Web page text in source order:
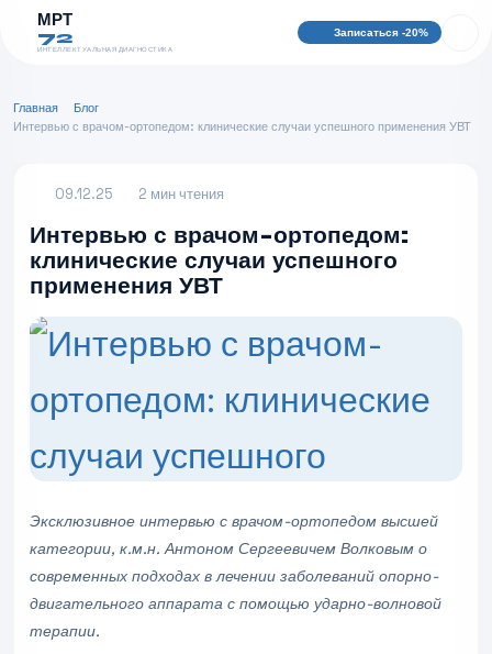
МРТ
72
ИНТЕЛЛЕКТУАЛЬНАЯ ДИАГНОСТИКА
Записаться -20%
Главная
Блог
Интервью с врачом-ортопедом: клинические случаи успешного применения УВТ
09.12.25 2 мин чтения
Интервью с врачом-ортопедом:
клинические случаи успешного
применения УВТ
Эксклюзивное интервью с врачом-ортопедом высшей
категории, к.м.н. Антоном Сергеевичем Волковым о
современных подходах в лечении заболеваний опорно-
двигательного аппарата с помощью ударно-волновой
терапии.